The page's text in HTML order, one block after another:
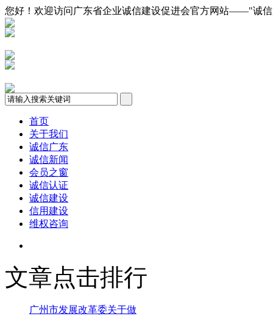
您好！欢迎访问广东省企业诚信建设促进会官方网站——"诚信
首页
关于我们
诚信广东
诚信新闻
会员之窗
诚信认证
诚信建设
信用建设
维权咨询
文章点击排行
广州市发展改革委关于做